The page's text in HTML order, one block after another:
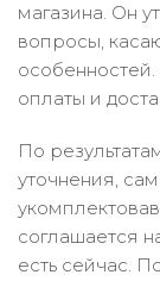
магазина. Он
вопросы,
оплаты и
По
уточнения,
соглашается
есть сейчас.